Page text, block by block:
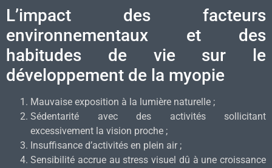
L’impact des facteurs
environnementaux et des
habitudes de vie sur le
développement de la myopie
Mauvaise exposition à la lumière naturelle ;
Sédentarité avec des activités sollicitant
excessivement la vision proche ;
Insuffisance d’activités en plein air ;
Sensibilité accrue au stress visuel dû à une croissance